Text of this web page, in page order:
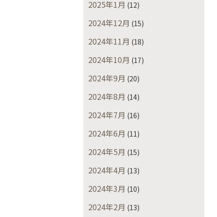
2025年1月 (12)
2024年12月 (15)
2024年11月 (18)
2024年10月 (17)
2024年9月 (20)
2024年8月 (14)
2024年7月 (16)
2024年6月 (11)
2024年5月 (15)
2024年4月 (13)
2024年3月 (10)
2024年2月 (13)